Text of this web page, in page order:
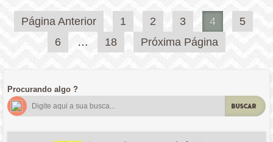
Paginação
Página Anterior 1 2 3 4
5
6
… 18 Próxima Página
Procurando algo ?
BUSCAR